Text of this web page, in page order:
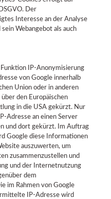
Der
Interesse an der Analyse
Webangebot als auch
IP-Anonymisierung
von Google innerhalb
Union oder in anderen
den Europäischen
in die USA gekürzt. Nur
Adresse an einen Server
und dort gekürzt. Im Auftrag
Google diese Informationen
auszuwerten, um
zusammenzustellen und
und der Internetnutzung
dem
im Rahmen von Google
IP-Adresse wird